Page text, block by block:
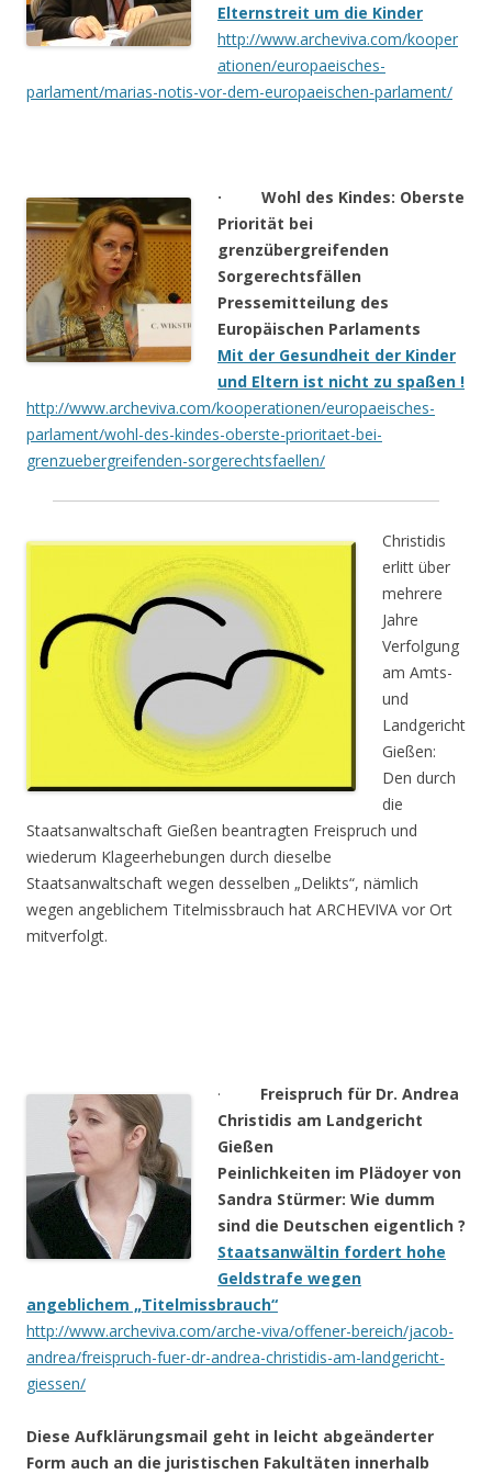
Elternstreit um die Kinder
http://www.archeviva.com/kooper
ationen/europaeisches-
parlament/marias-notis-vor-dem-europaeischen-parlament/
· Wohl des Kindes: Oberste
Priorität bei
grenzübergreifenden
Sorgerechtsfällen
Pressemitteilung des
Europäischen Parlaments
Mit der Gesundheit der Kinder
und Eltern ist nicht zu spaßen !
http://www.archeviva.com/kooperationen/europaeisches-
parlament/wohl-des-kindes-oberste-prioritaet-bei-
grenzuebergreifenden-sorgerechtsfaellen/
Christidis
erlitt über
mehrere
Jahre
Verfolgung
am Amts-
und
Landgericht
Gießen:
Den durch
die
Staatsanwaltschaft Gießen beantragten Freispruch und
wiederum Klageerhebungen durch dieselbe
Staatsanwaltschaft wegen desselben „Delikts“, nämlich
wegen angeblichem Titelmissbrauch hat ARCHEVIVA vor Ort
mitverfolgt.
· Freispruch für Dr. Andrea
Christidis am Landgericht
Gießen
Peinlichkeiten im Plädoyer von
Sandra Stürmer: Wie dumm
sind die Deutschen eigentlich ?
Staatsanwältin fordert hohe
Geldstrafe wegen
angeblichem „Titelmissbrauch“
http://www.archeviva.com/arche-viva/offener-bereich/jacob-
andrea/freispruch-fuer-dr-andrea-christidis-am-landgericht-
giessen/
Diese Aufklärungsmail geht in leicht abgeänderter
Form auch an die juristischen Fakultäten innerhalb